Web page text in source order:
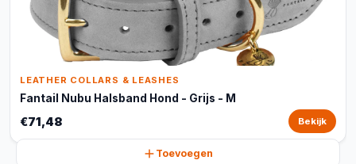
LEATHER COLLARS & LEASHES
Fantail Nubu Halsband Hond - Grijs - M
€71,48 Bekijk
Toevoegen